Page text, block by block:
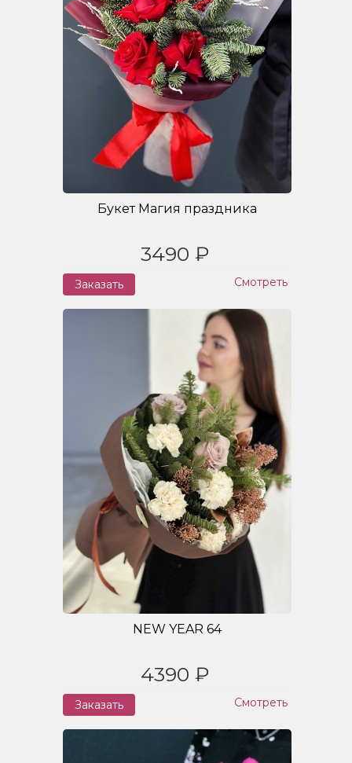
Букет Магия праздника
3490 ₽
Заказать Смотреть
NEW YEAR 64
4390 ₽
Заказать Смотреть